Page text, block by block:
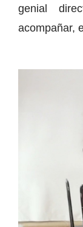
genial
acompañar,